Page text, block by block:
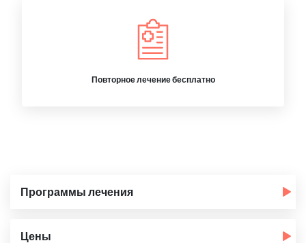
Повторное лечение бесплатно
Программы лечения
Цены